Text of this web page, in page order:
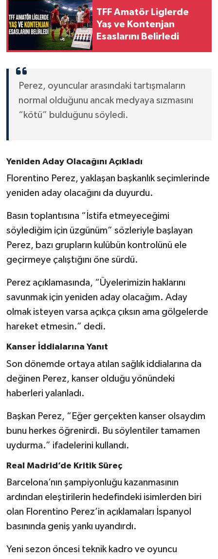
TFF Amatör Liglerde
Yaş ve Kontenjan
Esaslarını Belirledi
Perez, oyuncular arasındaki tartışmaların
normal olduğunu ancak medyaya sızmasını
“kötü” bulduğunu söyledi.
Yeniden Aday Olacağını Açıkladı
Florentino Perez, yaklaşan başkanlık seçimlerinde
yeniden aday olacağını da duyurdu.
Basın toplantısına “İstifa etmeyeceğimi
söylediğim için üzgünüm” sözleriyle başlayan
Perez, bazı grupların kulübün kontrolünü ele
geçirmeye çalıştığını öne sürdü.
Perez açıklamasında, “Üyelerimizin haklarını
savunmak için yeniden aday olacağım. Aday
olmak isteyen varsa açıkça çıksın ama gölgelerde
hareket etmesin.” dedi.
Kanser İddialarına Yanıt
Son dönemde ortaya atılan sağlık iddialarına da
değinen Perez, kanser olduğu yönündeki
haberleri yalanladı.
Başkan Perez, “Eğer gerçekten kanser olsaydım
bunu herkes öğrenirdi. Bu söylentiler tamamen
uydurma.” ifadelerini kullandı.
Real Madrid’de Kritik Süreç
Barcelona’nın şampiyonluğu kazanmasının
ardından eleştirilerin hedefindeki isimlerden biri
olan Florentino Perez’in açıklamaları İspanyol
basınında geniş yankı uyandırdı.
Yeni sezon öncesi teknik kadro ve oyuncu